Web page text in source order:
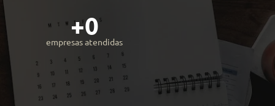
+0
empresas atendidas